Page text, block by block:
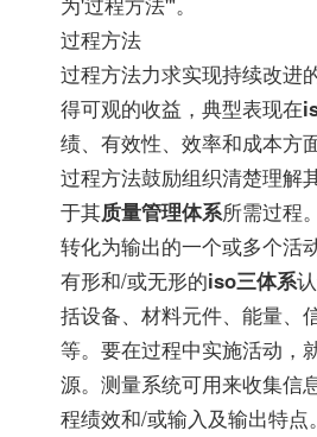
过程方法
过程方法力求实现持续改进
得可观的收益，典型表现在
绩、有效性、效率和成本方面
过程方法鼓励组织清楚理解
于其质量管理体系所需过程
转化为输出的一个或多个活
有形和/或无形的iso三体系
括设备、材料元件、能量、
等。要在过程中实施活动，
源。测量系统可用来收集信
程绩效和/或输入及输出特点。